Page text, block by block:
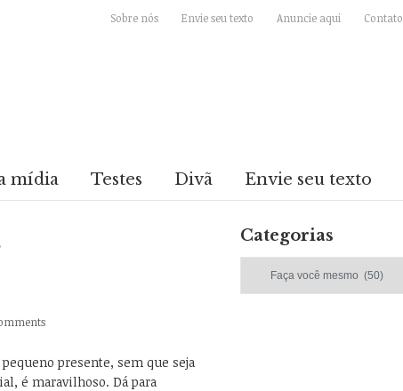
Sobre nós Envie seu texto Anuncie aqui Contato
mídia Testes Divã Envie seu texto
presente, sem que seja
é maravilhoso. Dá para
Categorias